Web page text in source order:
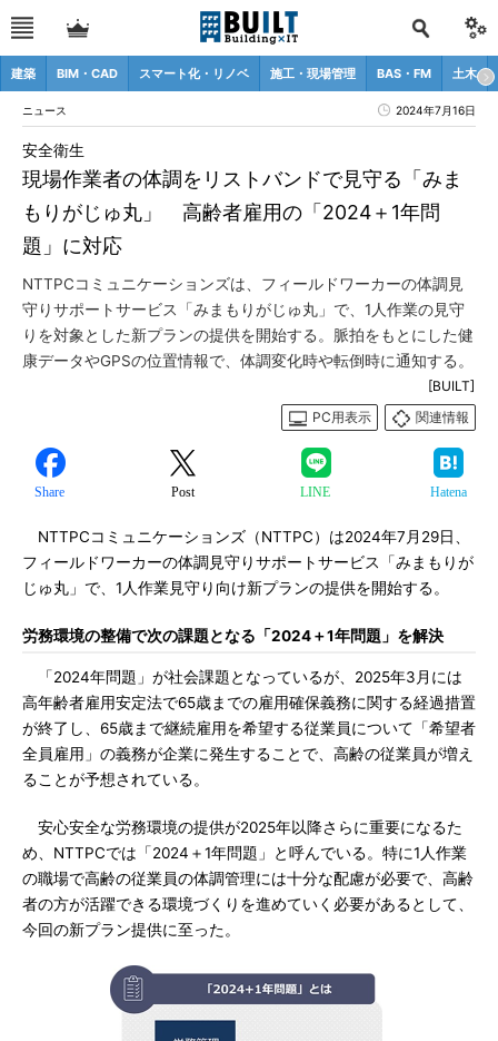
建築 BIM・CAD スマート化・リノベ 施工・現場管理 BAS・FM 土木
ニュース 2024年7月16日
現場作業者の体調をリストバンドで見守る「みま
もりがじゅ丸」 高齢者雇用の「2024＋1年問
題」に対応
安全衛生
NTTPCコミュニケーションズは、フィールドワーカーの体調見
守りサポートサービス「みまもりがじゅ丸」で、1人作業の見守
りを対象とした新プランの提供を開始する。脈拍をもとにした健
康データやGPSの位置情報で、体調変化時や転倒時に通知する。
[BUILT]
PC用表示
関連情報
Share Post LINE Hatena
NTTPCコミュニケーションズ（NTTPC）は2024年7月29日、
フィールドワーカーの体調見守りサポートサービス「みまもりが
じゅ丸」で、1人作業見守り向け新プランの提供を開始する。
労務環境の整備で次の課題となる「2024＋1年問題」を解決
「2024年問題」が社会課題となっているが、2025年3月には
高年齢者雇用安定法で65歳までの雇用確保義務に関する経過措置
が終了し、65歳まで継続雇用を希望する従業員について「希望者
全員雇用」の義務が企業に発生することで、高齢の従業員が増え
ることが予想されている。
安心安全な労務環境の提供が2025年以降さらに重要になるた
め、NTTPCでは「2024＋1年問題」と呼んでいる。特に1人作業
の職場で高齢の従業員の体調管理には十分な配慮が必要で、高齢
者の方が活躍できる環境づくりを進めていく必要があるとして、
今回の新プラン提供に至った。